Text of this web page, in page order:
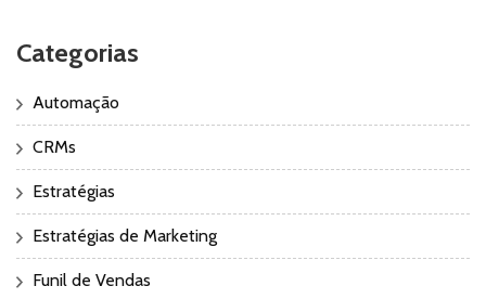
Categorias
Automação
CRMs
Estratégias
Estratégias de Marketing
Funil de Vendas